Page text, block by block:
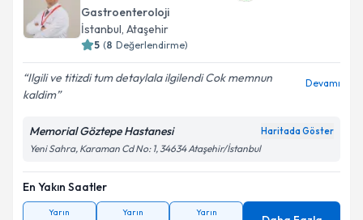
Gastroenteroloji
İstanbul, Ataşehir
5 (8 Değerlendirme)
Ilgili ve titizdi tum detaylala ilgilendi Cok memnun
kaldim
Devamı
Memorial Göztepe Hastanesi Haritada Göster
Yeni Sahra, Karaman Cd No: 1, 34634 Ataşehir/İstanbul
En Yakın Saatler
Yarın Yarın Yarın